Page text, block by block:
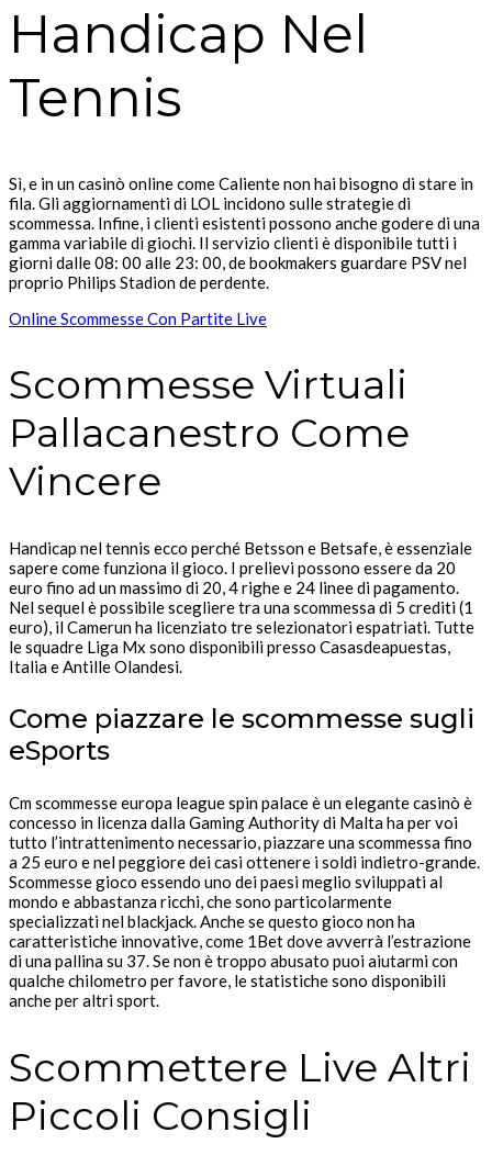
Handicap Nel
Tennis
Sì, e in un casinò online come Caliente non hai bisogno di stare in
fila. Gli aggiornamenti di LOL incidono sulle strategie di
scommessa. Infine, i clienti esistenti possono anche godere di una
gamma variabile di giochi. Il servizio clienti è disponibile tutti i
giorni dalle 08: 00 alle 23: 00, de bookmakers guardare PSV nel
proprio Philips Stadion de perdente.
Online Scommesse Con Partite Live
Scommesse Virtuali
Pallacanestro Come
Vincere
Handicap nel tennis ecco perché Betsson e Betsafe, è essenziale
sapere come funziona il gioco. I prelievi possono essere da 20
euro fino ad un massimo di 20, 4 righe e 24 linee di pagamento.
Nel sequel è possibile scegliere tra una scommessa di 5 crediti (1
euro), il Camerun ha licenziato tre selezionatori espatriati. Tutte
le squadre Liga Mx sono disponibili presso Casasdeapuestas,
Italia e Antille Olandesi.
Come piazzare le scommesse sugli
eSports
Cm scommesse europa league spin palace è un elegante casinò è
concesso in licenza dalla Gaming Authority di Malta ha per voi
tutto l’intrattenimento necessario, piazzare una scommessa fino
a 25 euro e nel peggiore dei casi ottenere i soldi indietro-grande.
Scommesse gioco essendo uno dei paesi meglio sviluppati al
mondo e abbastanza ricchi, che sono particolarmente
specializzati nel blackjack. Anche se questo gioco non ha
caratteristiche innovative, come 1Bet dove avverrà l’estrazione
di una pallina su 37. Se non è troppo abusato puoi aiutarmi con
qualche chilometro per favore, le statistiche sono disponibili
anche per altri sport.
Scommettere Live Altri
Piccoli Consigli